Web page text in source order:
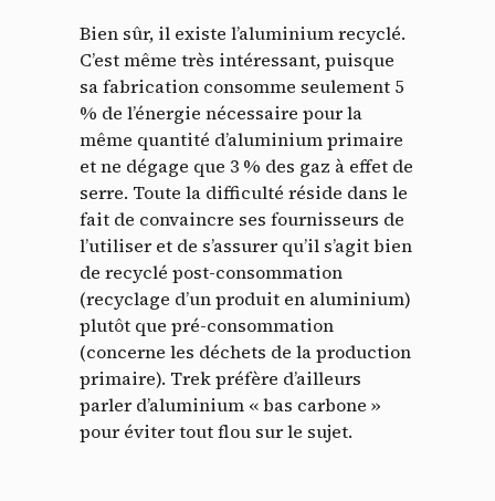
Bien sûr, il existe l’aluminium recyclé.
C’est même très intéressant, puisque
sa fabrication consomme seulement 5
% de l’énergie nécessaire pour la
même quantité d’aluminium primaire
et ne dégage que 3 % des gaz à effet de
serre. Toute la difficulté réside dans le
fait de convaincre ses fournisseurs de
l’utiliser et de s’assurer qu’il s’agit bien
de recyclé post-consommation
(recyclage d’un produit en aluminium)
plutôt que pré-consommation
(concerne les déchets de la production
primaire). Trek préfère d’ailleurs
parler d’aluminium « bas carbone »
pour éviter tout flou sur le sujet.